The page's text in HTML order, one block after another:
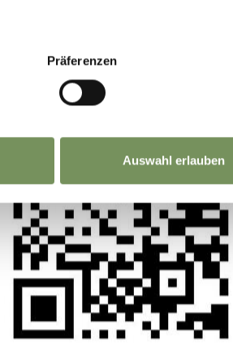
Präferenzen
Auswahl erlauben
COOKIE | UID IT00197440217